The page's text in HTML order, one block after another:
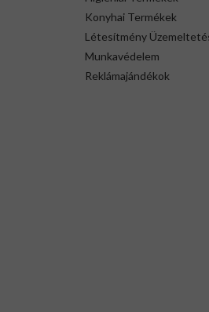
Konyhai Termékek
Létesítmény
Munkavédelem
Reklámajándékok